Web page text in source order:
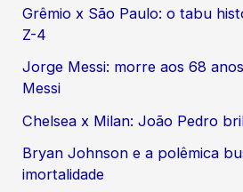
Grêmio x São Paulo: o tabu
Z-4
Jorge Messi: morre aos 68
Messi
Chelsea x Milan: João Pedro
Bryan Johnson e a polêmica
imortalidade